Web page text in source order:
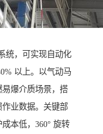
统，可实现自动化
以上。以气动马
爆介质场景，搭
业数据。关键部
本低，360° 旋转